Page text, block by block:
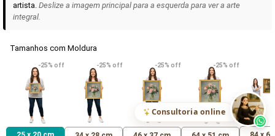
VER DETALHES
Madona de Loreto
R$ 538,42
VER DETALHES
Narciso- caravaggio
R$ 365,92
VER
Maria
uma Rosa
R$ 365,92
Consultoria online
artista. Deslize a imagem principal para a esquerda para ver a arte
integral.
Tamanhos com Moldura
-25% off -25% off -25% off -25% off